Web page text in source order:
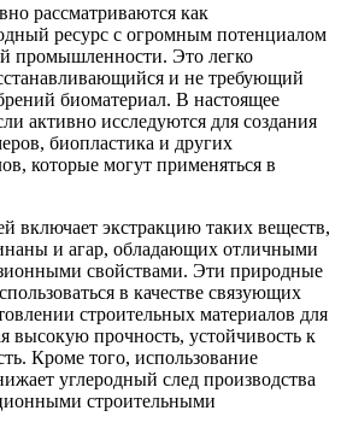
рассматриваются как
ресурс с огромным потенциалом
промышленности. Это легко
и не требующий
биоматериал. В настоящее
активно исследуются для создания
биопластика и других
которые могут применяться в
включает экстракцию таких веществ,
и агар, обладающих отличными
свойствами. Эти природные
в качестве связующих
строительных материалов для
высокую прочность, устойчивость к
Кроме того, использование
углеродный след производства
строительными